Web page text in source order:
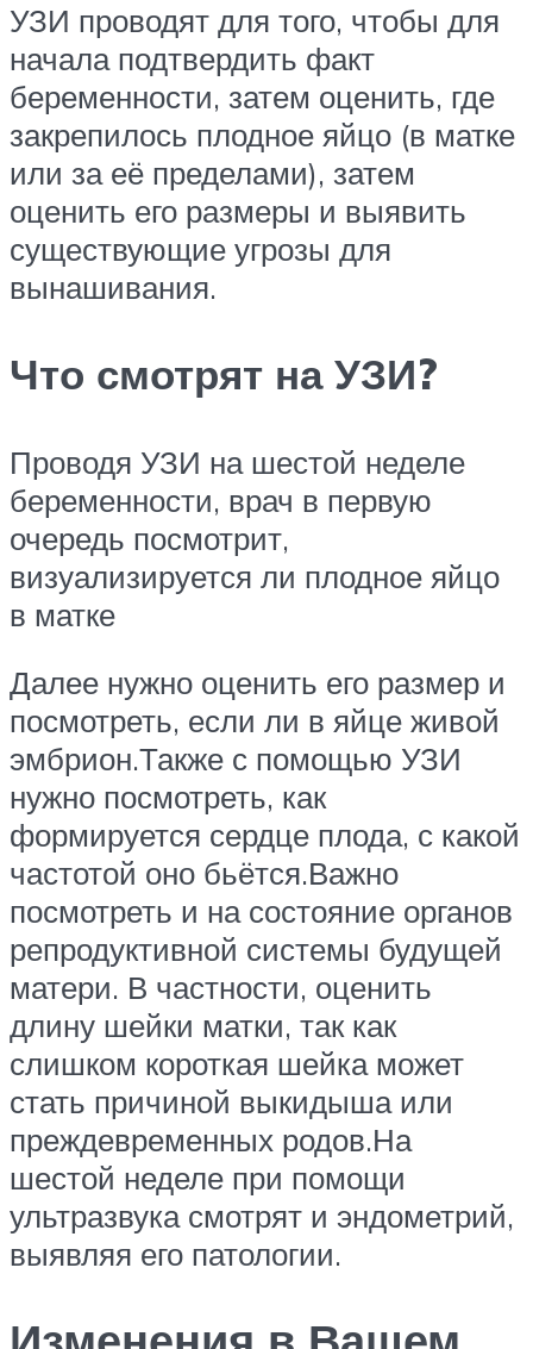
УЗИ проводят для того, чтобы для
начала подтвердить факт
беременности, затем оценить, где
закрепилось плодное яйцо (в матке
или за её пределами), затем
оценить его размеры и выявить
существующие угрозы для
вынашивания.
Что смотрят на УЗИ?
Проводя УЗИ на шестой неделе
беременности, врач в первую
очередь посмотрит,
визуализируется ли плодное яйцо
в матке
Далее нужно оценить его размер и
посмотреть, если ли в яйце живой
эмбрион.Также с помощью УЗИ
нужно посмотреть, как
формируется сердце плода, с какой
частотой оно бьётся.Важно
посмотреть и на состояние органов
репродуктивной системы будущей
матери. В частности, оценить
длину шейки матки, так как
слишком короткая шейка может
стать причиной выкидыша или
преждевременных родов.На
шестой неделе при помощи
ультразвука смотрят и эндометрий,
выявляя его патологии.